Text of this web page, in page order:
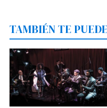
TAMBIÉN TE